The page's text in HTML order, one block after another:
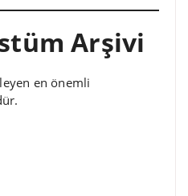
Arşivi
en önemli